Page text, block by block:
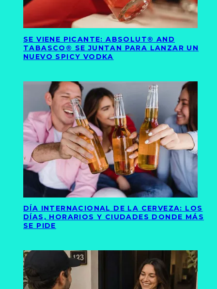
SE VIENE PICANTE: ABSOLUT® AND
TABASCO® SE JUNTAN PARA LANZAR UN
NUEVO SPICY VODKA
DÍA INTERNACIONAL DE LA CERVEZA: LOS
DÍAS, HORARIOS Y CIUDADES DONDE MÁS
SE PIDE